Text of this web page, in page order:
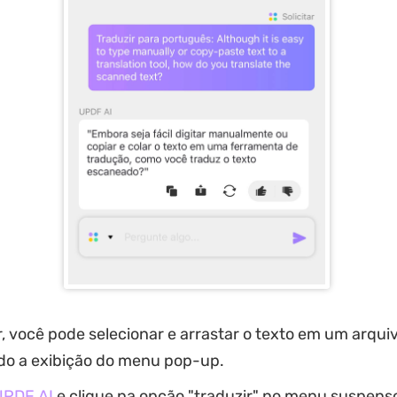
você pode selecionar e arrastar o texto em um
a exibição do menu pop-up.